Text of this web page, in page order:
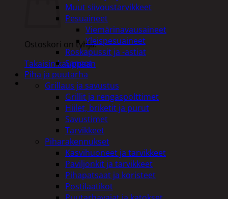
Ostoskori on tyhjä.
Takaisin kauppaan
Muut siivoustarvikkeet
Pesuaineet
Viemärinavausaineet
Yleispesuaineet
Roskapussit ja -astiat
Sangot
Piha ja puutarha
Grillaus ja savustus
Grillit ja rengaspolttimet
Hiilet, briketit ja purut
Savustimet
Tarvikkeet
Piharakennukset
Kasvihuoneet ja tarvikkeet
Paviljonkit ja tarvikkeet
Pihapatsaat ja koristeet
Postilaatikot